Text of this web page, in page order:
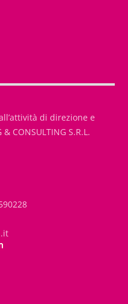
di direzione e
CONSULTING S.R.L.